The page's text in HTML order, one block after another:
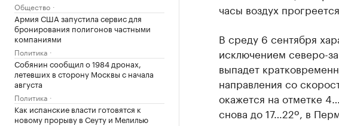
Общество
Армия США запустила сервис для
бронирования полигонов частными
компаниями
Политика
Собянин сообщил о 1984 дронах,
летевших в сторону Москвы с начала
августа
Политика
Как испанские власти готовятся к
новому прорыву в Сеуту и Мелилью
часы воздух
В среду 6 сентября
исключением северо-
выпадет
направления со
окажется на отметке
снова до 17…22º, в